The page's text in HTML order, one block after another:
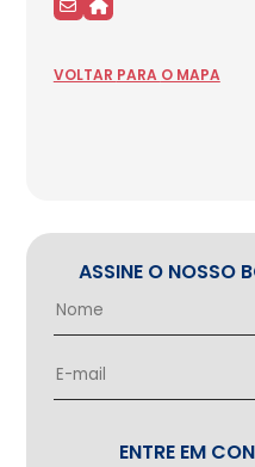
VOLTAR PARA O MAPA
ASSINE O NOSSO
ENTRE EM